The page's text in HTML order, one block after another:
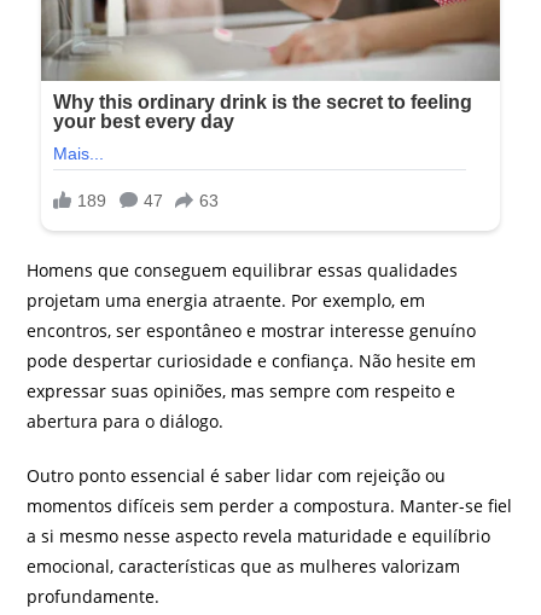
Homens que conseguem equilibrar essas qualidades
projetam uma energia atraente. Por exemplo, em
encontros, ser espontâneo e mostrar interesse genuíno
pode despertar curiosidade e confiança. Não hesite em
expressar suas opiniões, mas sempre com respeito e
abertura para o diálogo.
Outro ponto essencial é saber lidar com rejeição ou
momentos difíceis sem perder a compostura. Manter-se fiel
a si mesmo nesse aspecto revela maturidade e equilíbrio
emocional, características que as mulheres valorizam
profundamente.